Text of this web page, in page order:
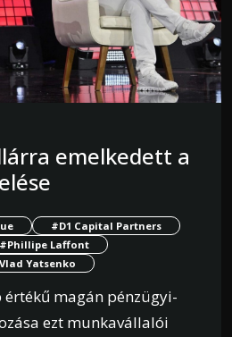
emelkedett a
#D1 Capital Partners
#Phillipe Laffont
Yatsenko
magán pénzügyi-
ezt munkavállalói